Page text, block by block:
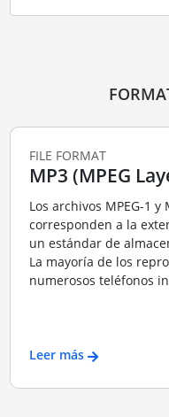
FILE FORMAT
MP3 (MPEG
Los archivos MPEG-1 y
corresponden a la
un estándar de
La mayoría de los
numerosos teléfonos
Leer más